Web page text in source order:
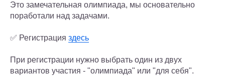
Это замечательная олимпиада, мы основательно
поработали над задачами.
✅ Регистрация здесь
При регистрации нужно выбрать один из двух
вариантов участия - "олимпиада" или "для себя".